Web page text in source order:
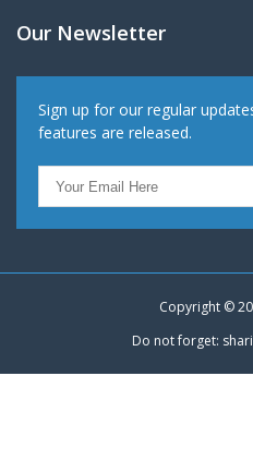
Our Newsletter
Sign up for our regular
features are released.
Copyright ©
Do not forget: